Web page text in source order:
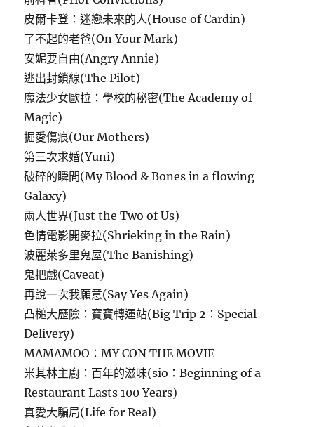
皮爾卡登：迷戀未來的人(House of Cardin)
了不起的老爸(On Your Mark)
安妮要自由(Angry Annie)
逃出封鎖線(The Pilot)
魔法少女歐拉：學校的秘密(The Academy of
Magic)
掘愛傷痕(Our Mothers)
第三次求婚(Yuni)
破碎的瞬間(My Blood & Bones in a flowing
Galaxy)
兩人世界(Just the Two of Us)
色情電影開麥拉(Shrieking in the Rain)
波麗萊多里鬼屋(The Banishing)
鬼把戲(Caveat)
再說一次我願意(Say Yes Again)
凸槌大歷險：寶寶轉運站(Big Trip 2：Special
Delivery)
MAMAMOO：MY CON THE MOVIE
米其林主廚：百年的滋味(sio：Beginning of a
Restaurant Lasts 100 Years)
真愛大騙局(Life for Real)